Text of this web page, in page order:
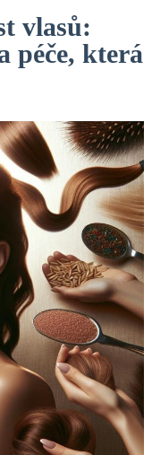
vlasů:
péče, která